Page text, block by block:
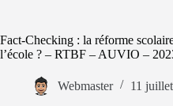
Fact-Checking : la réforme
l’école ? – RTBF – AUVIO –
Webmaster 11